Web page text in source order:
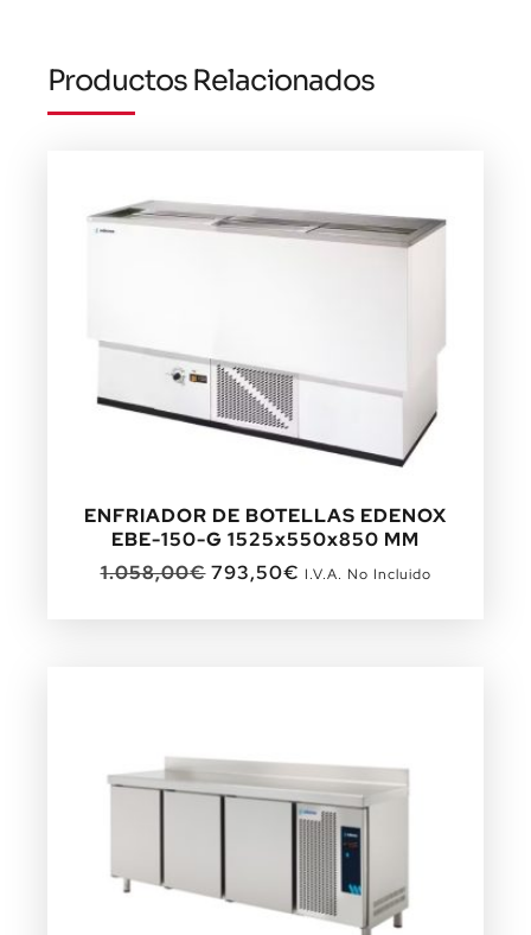
Productos Relacionados
ENFRIADOR DE BOTELLAS EDENOX
EBE-150-G 1525x550x850 MM
1.058,00€ 793,50€ I.V.A. No Incluido